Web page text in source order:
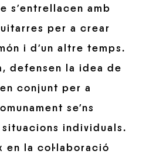
s’entrellacen amb
per a crear
i d’un altre temps.
defensen la idea de
conjunt per a
se’ns
individuals.
la col·laboració